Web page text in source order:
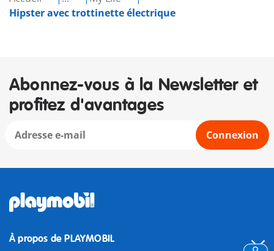
Hipster avec trottinette électrique
Abonnez-vous à la Newsletter et
profitez d'avantages
Connexion
À propos de PLAYMOBIL